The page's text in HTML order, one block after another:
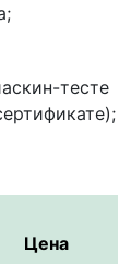
тесте
Цена